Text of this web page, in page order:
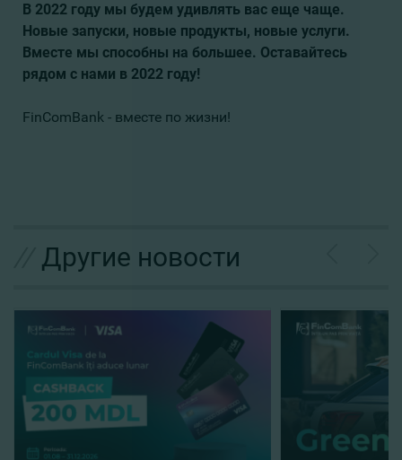
В 2022 году мы будем удивлять вас еще чаще.
Новые запуски, новые продукты, новые услуги.
Вместе мы способны на большее. Оставайтесь
рядом с нами в 2022 году!
FinComBank - вместе по жизни!
Другие новости